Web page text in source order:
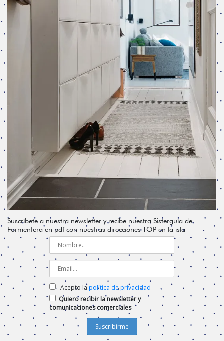
Suscríbete a nuestra newsletter y recibe nuestra Sisterguía de
Formentera en pdf con nuestras direcciones TOP en la isla
Acepto la política de privacidad
Quiero recibir la newsletter y
comunicaciones comerciales